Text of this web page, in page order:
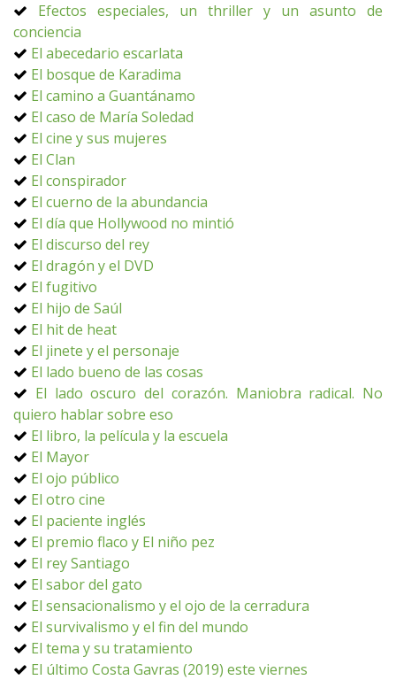
Efectos especiales, un thriller y un asunto de
conciencia
El abecedario escarlata
El bosque de Karadima
El camino a Guantánamo
El caso de María Soledad
El cine y sus mujeres
El Clan
El conspirador
El cuerno de la abundancia
El día que Hollywood no mintió
El discurso del rey
El dragón y el DVD
El fugitivo
El hijo de Saúl
El hit de heat
El jinete y el personaje
El lado bueno de las cosas
El lado oscuro del corazón. Maniobra radical. No
quiero hablar sobre eso
El libro, la película y la escuela
El Mayor
El ojo público
El otro cine
El paciente inglés
El premio flaco y El niño pez
El rey Santiago
El sabor del gato
El sensacionalismo y el ojo de la cerradura
El survivalismo y el fin del mundo
El tema y su tratamiento
El último Costa Gavras (2019) este viernes